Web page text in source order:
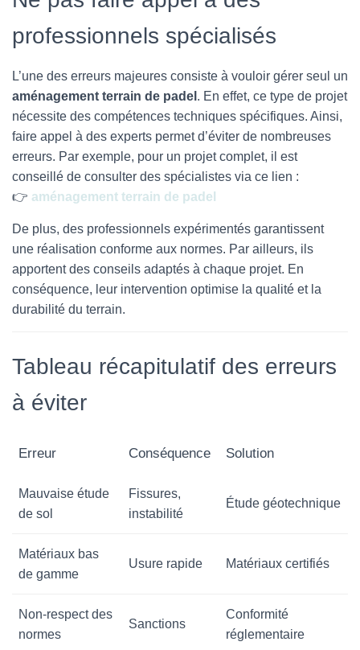
professionnels spécialisés
L’une des erreurs majeures consiste à vouloir gérer seul un
aménagement terrain de padel . En effet, ce type de projet
nécessite des compétences techniques spécifiques. Ainsi,
faire appel à des experts permet d’éviter de nombreuses
erreurs. Par exemple, pour un projet complet, il est
conseillé de consulter des spécialistes via ce lien :
👉 aménagement terrain de padel
De plus, des professionnels expérimentés garantissent
une réalisation conforme aux normes. Par ailleurs, ils
apportent des conseils adaptés à chaque projet. En
conséquence, leur intervention optimise la qualité et la
durabilité du terrain.
Tableau récapitulatif des erreurs
à éviter
Erreur Conséquence Solution
Mauvaise étude
de sol
Fissures,
instabilité
Étude géotechnique
Matériaux bas
de gamme
Usure rapide Matériaux certifiés
Non-respect des
normes
Sanctions
Conformité
réglementaire